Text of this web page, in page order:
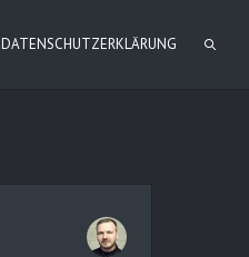
DATENSCHUTZERKLÄRUNG